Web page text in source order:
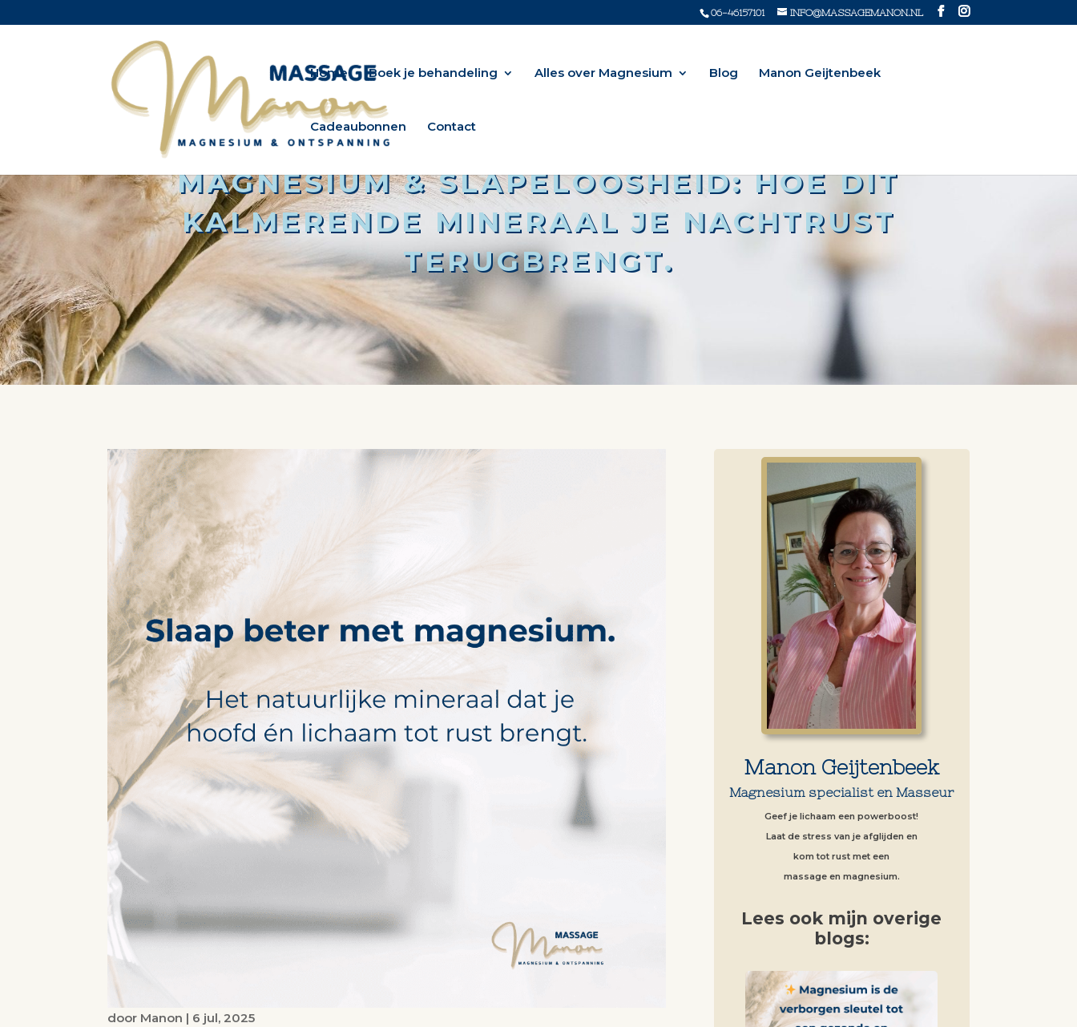
06-46157101 INFO@MASSAGEMANON.NL
Home Boek je behandeling Alles over Magnesium Blog Manon Geijtenbeek
Cadeaubonnen Contact
MAGNESIUM & SLAPELOOSHEID: HOE DIT
KALMERENDE MINERAAL JE NACHTRUST
TERUGBRENGT.
door Manon | 6 jul, 2025
Manon Geijtenbeek
Magnesium specialist en Masseur
Geef je lichaam een powerboost!
Laat de stress van je afglijden en
kom tot rust met een
massage en magnesium.
Lees ook mijn overige
blogs: